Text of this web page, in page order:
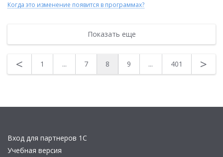
Когда это изменение появится в программах?
Показать еще
< 1 ... 7 8 9 ... 401 >
Вход для партнеров 1С
Учебная версия